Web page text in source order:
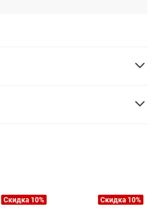
Скидка 10% Скидка 10%